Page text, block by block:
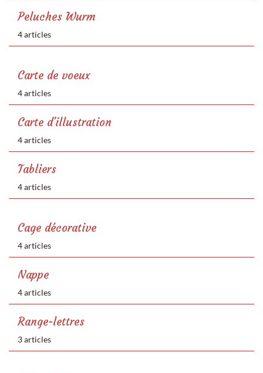
Peluches Wurm
4 articles
Carte de voeux
4 articles
Carte d'illustration
4 articles
Tabliers
4 articles
Cage décorative
4 articles
Nappe
4 articles
Range-lettres
3 articles